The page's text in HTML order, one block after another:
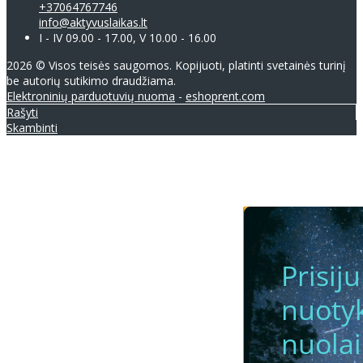
+37064767746
info@aktyvuslaikas.lt
I - IV 09.00 - 17.00, V 10.00 - 16.00
2026 © Visos teisės saugomos. Kopijuoti, platinti svetainės turinį
be autorių sutikimo draudžiama.
Elektroninių parduotuvių nuoma - eshoprent.com
Rašyti
Skambinti